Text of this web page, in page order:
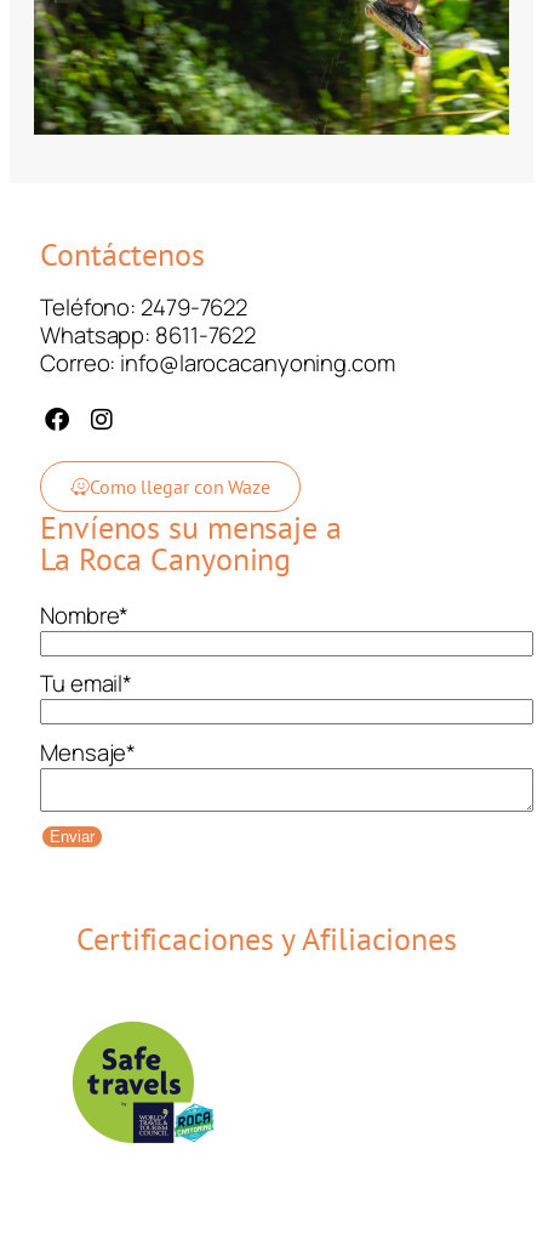
Contáctenos
Teléfono: 2479-7622
Whatsapp: 8611-7622
Correo: info@larocacanyoning.com
Como llegar con Waze
Envíenos su mensaje a
La Roca Canyoning
Nombre*
Tu email*
Mensaje*
Enviar
Certificaciones y Afiliaciones